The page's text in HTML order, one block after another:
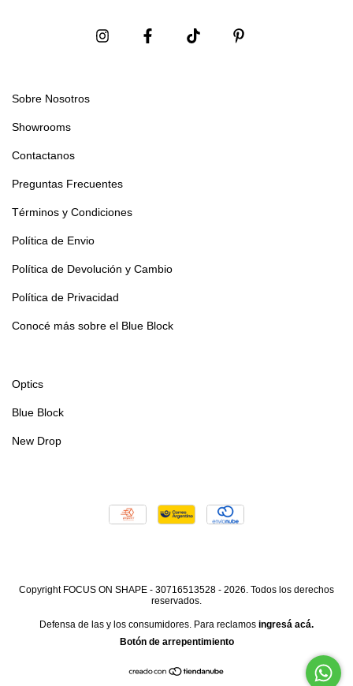
Sobre Nosotros
Showrooms
Contactanos
Preguntas Frecuentes
Términos y Condiciones
Política de Envio
Política de Devolución y Cambio
Política de Privacidad
Conocé más sobre el Blue Block
Optics
Blue Block
New Drop
Copyright FOCUS ON SHAPE - 30716513528 - 2026. Todos los derechos
reservados.
Defensa de las y los consumidores. Para reclamos ingresá acá.
Botón de arrepentimiento